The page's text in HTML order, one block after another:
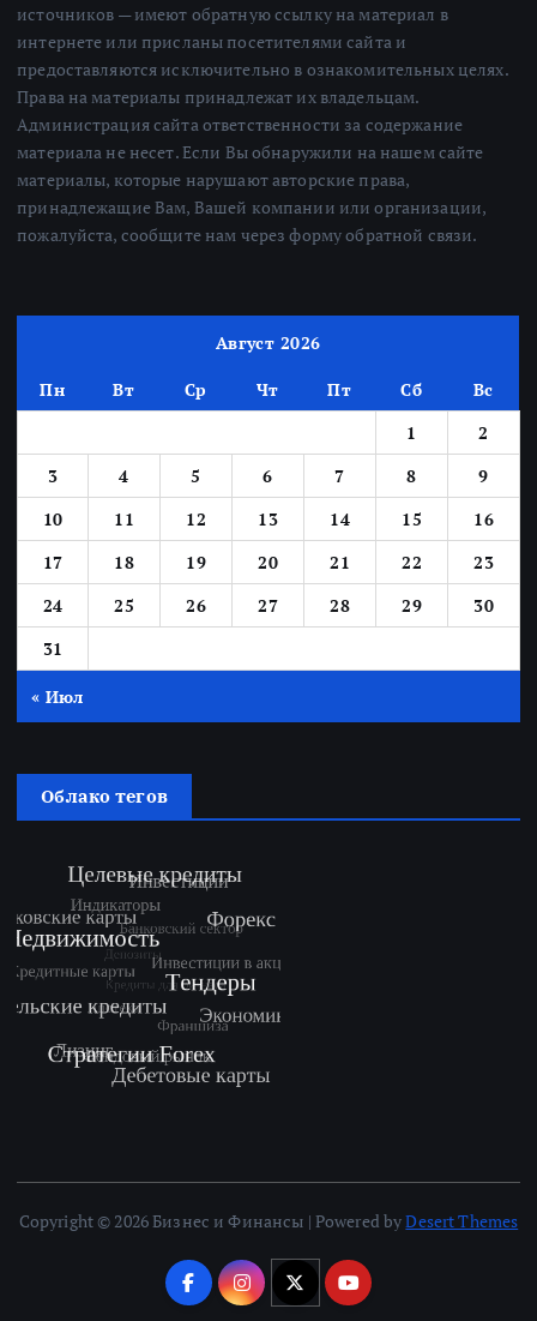
источников — имеют обратную ссылку на материал в
интернете или присланы посетителями сайта и
предоставляются исключительно в ознакомительных целях.
Права на материалы принадлежат их владельцам.
Администрация сайта ответственности за содержание
материала не несет. Если Вы обнаружили на нашем сайте
материалы, которые нарушают авторские права,
принадлежащие Вам, Вашей компании или организации,
пожалуйста, сообщите нам через форму обратной связи.
Август 2026
Пн Вт Ср Чт Пт Сб
Вс
1
2
3
4 5 6 7 8
9
10
11 12 13 14 15
16
17
18 19 20 21 22
23
24
25 26 27 28 29
30
31
« Июл
Облако тегов
Copyright © 2026 Бизнес и Финансы | Powered byDesert Themes